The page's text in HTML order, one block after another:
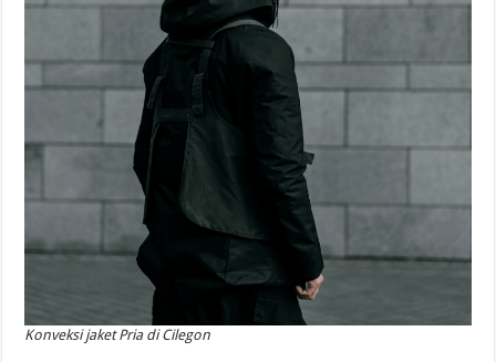
Konveksi jaket Pria di Cilegon